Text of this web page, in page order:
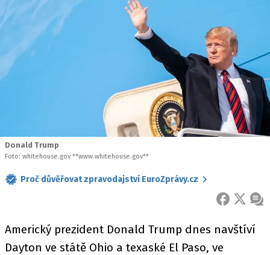
Donald Trump
Foto: whitehouse.gov **www.whitehouse.gov**
Proč důvěřovat zpravodajství EuroZprávy.cz
FACEBOOK
X
Americký prezident Donald Trump dnes navštíví
Dayton ve státě Ohio a texaské El Paso, ve